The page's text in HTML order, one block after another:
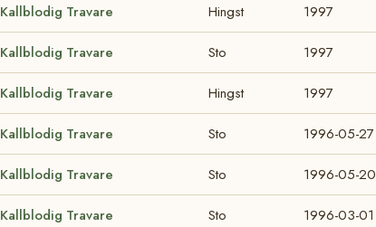
Kallblodig Travare Hingst 1997
Kallblodig Travare Sto 1997
Kallblodig Travare Hingst 1997
Kallblodig Travare Sto 1996-05-27
Kallblodig Travare Sto 1996-05-20
Kallblodig Travare Sto 1996-03-01